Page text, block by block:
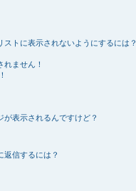
トに表示されないようにするには？
ません！
が表示されるんですけど？
返信するには？